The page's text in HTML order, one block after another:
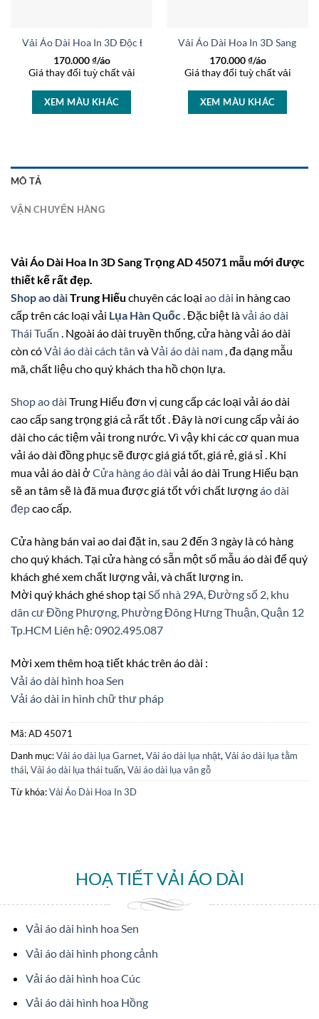
Vải Áo Dài Hoa In 3D Độc Đáo AD 37236
170.000₫/áo
Giá thay đổi tuỳ chất vải
XEM MÀU KHÁC
Vải Áo Dài Hoa In 3D Sang
170.000₫/áo
Giá thay đổi tuỳ chất vải
XEM MÀU KHÁC
AD 27233
MÔ TẢ
VẬN CHUYỂN HÀNG
Vải Áo Dài Hoa In 3D Sang Trọng AD 45071 mẫu mới được
thiết kế rất đẹp.
Shop ao dàiTrung Hiếu chuyên các loại ao dài in hàng cao
cấp trên các loại vải Lụa Hàn Quốc. Đặc biệt làvải áo dài
Thái Tuấn . Ngoài áo dài truyền thống, cửa hàng vải áo dài
còn cóVải áo dài cách tân vàVải áo dài nam , đa dạng mẫu
mã, chất liệu cho quý khách tha hồ chọn lựa.
Shop ao dài Trung Hiếu đơn vị cung cấp các loại vải áo dài
cao cấp sang trọng giá cả rất tốt . Đây là nơi cung cấp vải áo
dài cho các tiệm vải trong nước. Vì vậy khi các cơ quan mua
vải áo dài đồng phục sẽ được giá giá tốt, giá rẻ, giá sỉ . Khi
mua vải áo dài ở Cửa hàng áo dài vải áo dài Trung Hiếu bạn
sẽ an tâm sẽ là đã mua được giá tốt với chất lượngáo dài
đẹpcao cấp.
Cửa hàng bán vai ao dai đặt in, sau 2 đến 3 ngày là có hàng
cho quý khách. Tại cửa hàng có sẵn một số mẫu áo dài để quý
khách ghé xem chất lượng vải, và chất lượng in.
Mời quý khách ghé shop tại Số nhà 29A, Đường số 2, khu
dân cư Đồng Phượng, Phường Đông Hưng Thuận, Quận 12
Tp.HCM Liên hệ: 0902.495.087
Mời xem thêm hoạ tiết khác trên áo dài :
Vải áo dài hình hoa Sen
Vải áo dài in hình chữ thư pháp
Mã:AD 45071
Danh mục:Vải áo dài lụa Garnet, Vải áo dài lụa nhật, Vải áo dài lụa tằm
thái, Vải áo dài lụa thái tuấn, Vải áo dài lụa vân gỗ
Từ khóa:Vải Áo Dài Hoa In 3D
HOẠ TIẾT VẢI ÁO DÀI
Vải áo dài hình hoa Sen
Vải áo dài hình phong cảnh
Vải áo dài hình hoa Cúc
Vải áo dài hình hoa Hồng